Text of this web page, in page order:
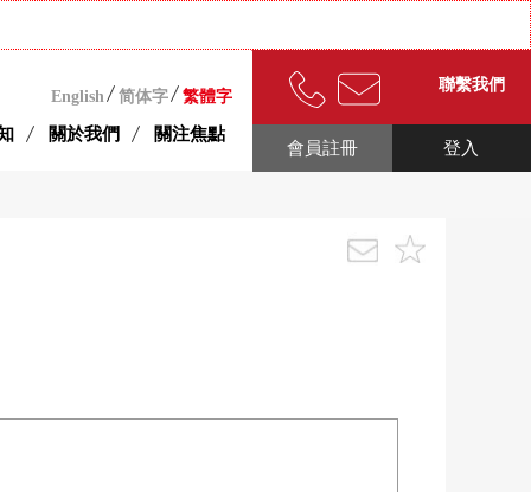
English 简体字 繁體字
關於我們 關注焦點
聯繫我們
登入
會員註冊